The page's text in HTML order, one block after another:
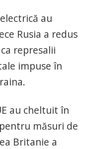
au
Rusia a redus
represalii
impuse în
au cheltuit în
măsuri de
Britanie a